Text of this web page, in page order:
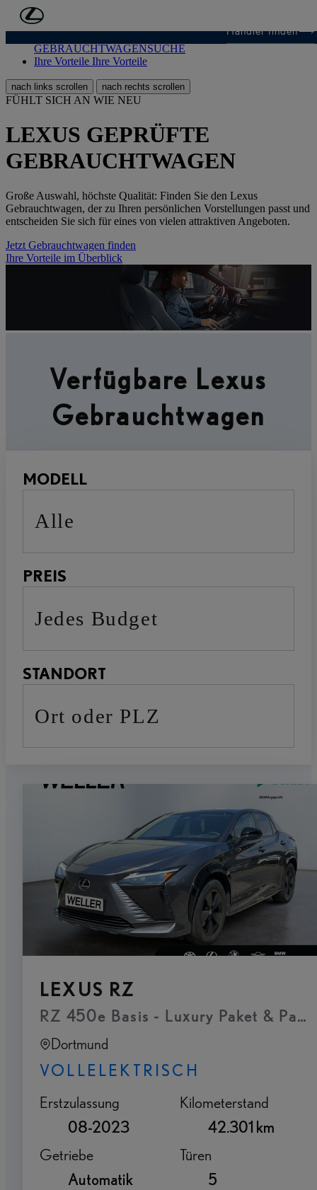
Zum Hauptinhalt springen
Händler finden
GEBRAUCHTWAGENSUCHE
Ihre Vorteile Ihre Vorteile
nach links scrollen nach rechts scrollen
FÜHLT SICH AN WIE NEU
LEXUS GEPRÜFTE
GEBRAUCHTWAGEN
Große Auswahl, höchste Qualität: Finden Sie den Lexus
Gebrauchtwagen, der zu Ihren persönlichen Vorstellungen passt und
entscheiden Sie sich für eines von vielen attraktiven Angeboten.
Jetzt Gebrauchtwagen finden
Ihre Vorteile im Überblick
Verfügbare Lexus
Gebrauchtwagen
MODELL
Alle
PREIS
Jedes Budget
STANDORT
Ort oder PLZ
LEXUS RZ
RZ 450e Basis - Luxury Paket &
Dortmund
VOLLELEKTRISCH
Erstzulassung
08-2023
Kilometerstand
42.301 km
Getriebe
Automatik
Türen
5